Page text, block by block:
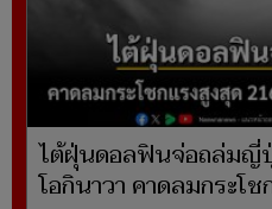
ไต้ฝุ่นดอลฟินจ่อถล่มญี่
โอกินาวา คาดลมกระโ